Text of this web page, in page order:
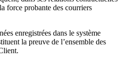
force probante des courriers
enregistrées dans le système
la preuve de l’ensemble des